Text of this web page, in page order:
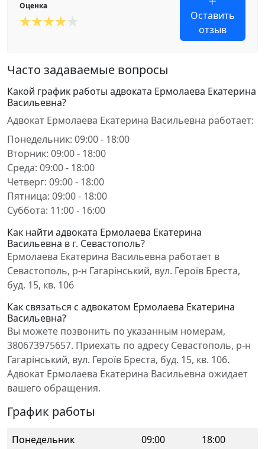
Оценка
Оставить
отзыв
Часто задаваемые вопросы
Какой график работы адвоката Ермолаева Екатерина
Васильевна?
Адвокат Ермолаева Екатерина Васильевна работает:
Понедельник: 09:00 - 18:00
Вторник: 09:00 - 18:00
Среда: 09:00 - 18:00
Четверг: 09:00 - 18:00
Пятница: 09:00 - 18:00
Суббота: 11:00 - 16:00
Как найти адвоката Ермолаева Екатерина
Васильевна в г. Севастополь?
Ермолаева Екатерина Васильевна работает в
Севастополь, р-н Гагарінський, вул. Героїв Бреста,
буд. 15, кв. 106
Как связаться с адвокатом Ермолаева Екатерина
Васильевна?
Вы можете позвонить по указанным номерам,
380673975657. Приехать по адресу Севастополь, р-н
Гагарінський, вул. Героїв Бреста, буд. 15, кв. 106.
Адвокат Ермолаева Екатерина Васильевна ожидает
вашего обращения.
График работы
Понедельник 09:00
18:00